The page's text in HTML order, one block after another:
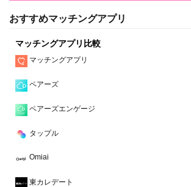
おすすめマッチングアプリ
マッチングアプリ比較
マッチングアプリ
ペアーズ
ペアーズエンゲージ
タップル
Omiai
東カレデート